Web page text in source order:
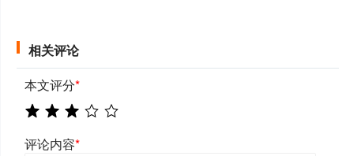
相关评论
本文评分*
评论内容*